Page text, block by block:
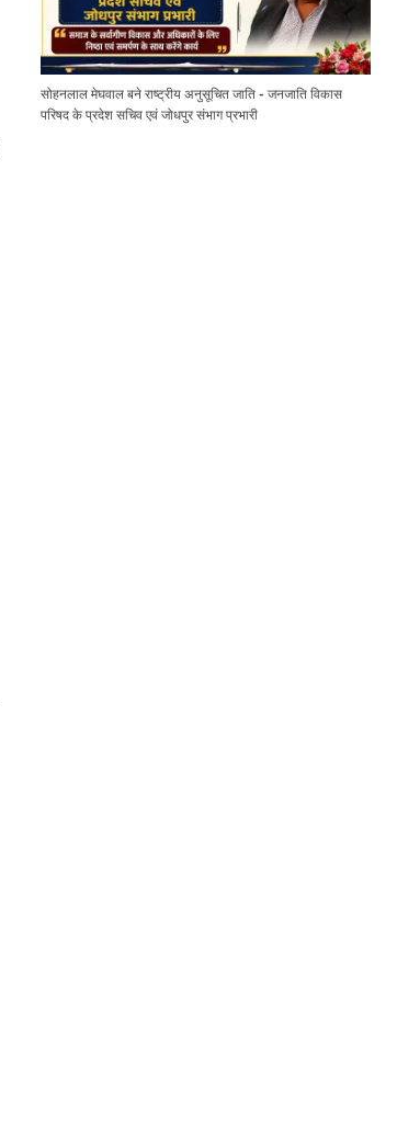
सोहनलाल मेघवाल बने राष्ट्रीय अनुसूचित जाति - जनजाति विकास
परिषद के प्रदेश सचिव एवं जोधपुर संभाग प्रभारी